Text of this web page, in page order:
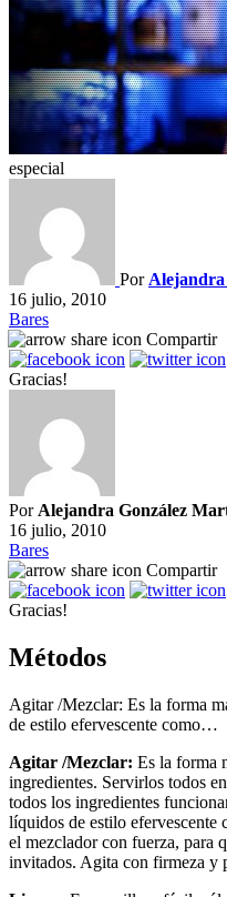
especial
Por Alejandra
16 julio, 2010
Bares
Compartir
Gracias!
Por Alejandra González
16 julio, 2010
Bares
Compartir
Gracias!
Métodos
Agitar /Mezclar: Es la forma
de estilo efervescente como…
Agitar /Mezclar: Es la forma
ingredientes. Servirlos todos
todos los ingredientes
líquidos de estilo efervescente
el mezclador con fuerza, para
invitados. Agita con firmeza y